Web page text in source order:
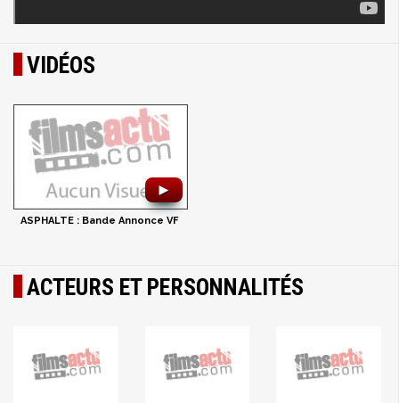
VIDÉOS
►
ASPHALTE : Bande Annonce VF
ACTEURS ET PERSONNALITÉS